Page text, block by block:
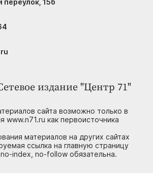
издание "Центр 71"
сайта возможно только в
www.n71.ru как первоисточника
материалов на других сайтах
ссылка на главную страницу
index, no-follow обязательна.
переулок, 15б